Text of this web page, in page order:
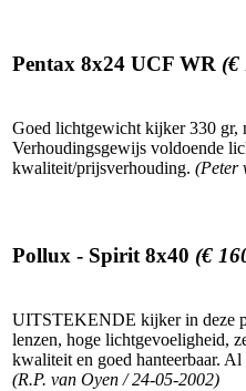
Pentax 8x24 UCF WR (€
Goed lichtgewicht kijker 330 gr,
Verhoudingsgewijs voldoende
kwaliteit/prijsverhouding. (Peter
Pollux - Spirit 8x40 (€
UITSTEKENDE kijker in deze
lenzen, hoge lichtgevoeligheid,
kwaliteit en goed hanteerbaar.
(R.P. van Oyen / 24-05-2002)